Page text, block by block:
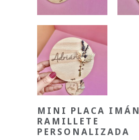
MINI PLACA IMÁN
RAMILLETE
PERSONALIZADA